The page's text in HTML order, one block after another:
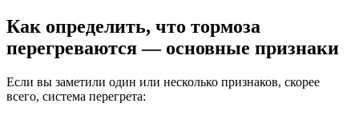
Как определить, что тормоза
перегреваются — основные признаки
Если вы заметили один или несколько признаков, скорее
всего, система перегрета: